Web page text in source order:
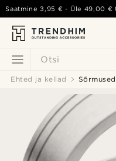
Otsi
Saatmine3,95 € - Üle 49,00 €
Ehted ja kellad Sõrmused